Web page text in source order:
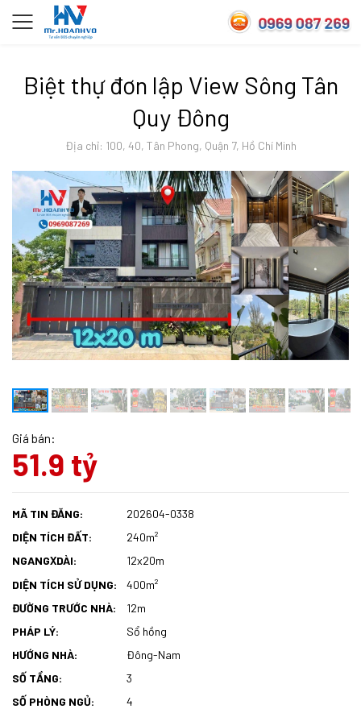
Biệt thự đơn lập View Sông Tân
Quy Đông
Địa chỉ: 100, 40, Tân Phong, Quận 7, Hồ Chí Minh
Giá bán:
51.9 tỷ
MÃ TIN ĐĂNG:
202604-0338
DIỆN TÍCH ĐẤT:
240m²
NGANGXDÀI:
12x20m
DIỆN TÍCH SỬ DỤNG:
400m²
ĐƯỜNG TRƯỚC NHÀ:
12m
PHÁP LÝ:
Sổ hồng
HƯỚNG NHÀ:
Đông-Nam
SỐ TẦNG:
3
SỐ PHÒNG NGỦ:
4